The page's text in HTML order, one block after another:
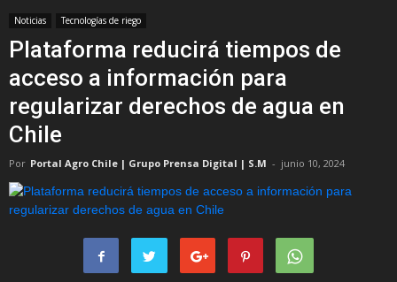
Noticias Tecnologías de riego
Plataforma reducirá tiempos de
acceso a información para
regularizar derechos de agua en
Chile
Por Portal Agro Chile | Grupo Prensa Digital | S.M - junio 10, 2024